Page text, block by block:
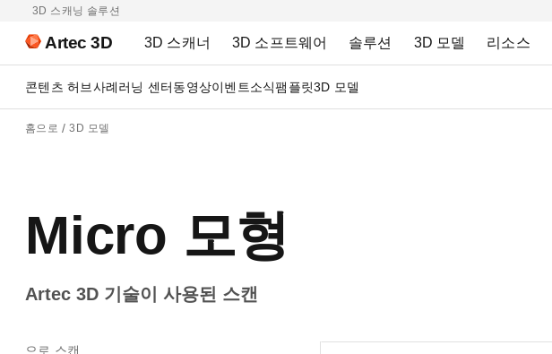
3D 스캐닝 솔루션
Artec 3D 3D 스캐너 3D 소프트웨어 솔루션 3D 모델 리소스
콘텐츠 허브사례러닝 센터동영상이벤트소식팸플릿3D 모델
홈으로 3D 모델
Micro 모형
Artec 3D 기술이 사용된 스캔
으로 스캔